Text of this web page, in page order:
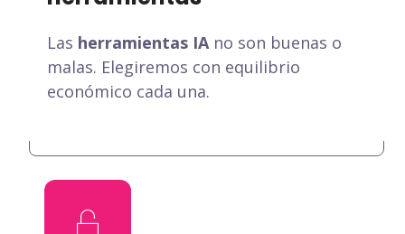
Las herramientas IAno son buenas o
malas. Elegiremos con equilibrio
económico cada una.